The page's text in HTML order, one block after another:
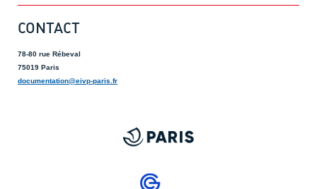
CONTACT
78-80 rue Rébeval
75019 Paris
documentation@eivp-paris.fr